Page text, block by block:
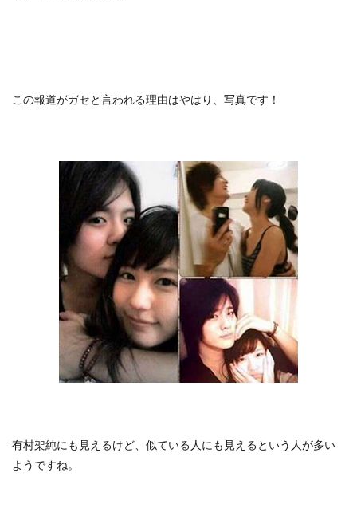
この報道がガセと言われる理由はやはり、写真です！
有村架純にも見えるけど、似ている人にも見えるという人が多い
ようですね。